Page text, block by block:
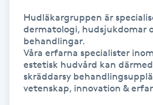
Luggklippning
Lymfmassage
Läpptatuering
Hudläkargruppen är
dermatologi, hudsjukdomar
behandlingar.
Våra erfarna specialister
estetisk hudvård kan
skräddarsy
vetenskap, innovation &